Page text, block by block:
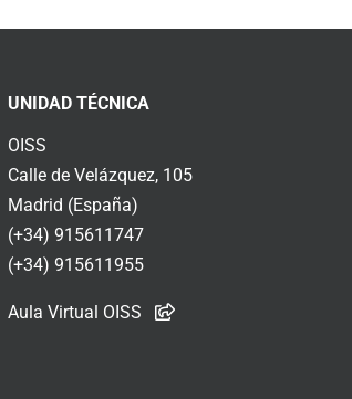
UNIDAD TÉCNICA
OISS
Calle de Velázquez, 105
Madrid (España)
(+34) 915611747
(+34) 915611955
Aula Virtual OISS